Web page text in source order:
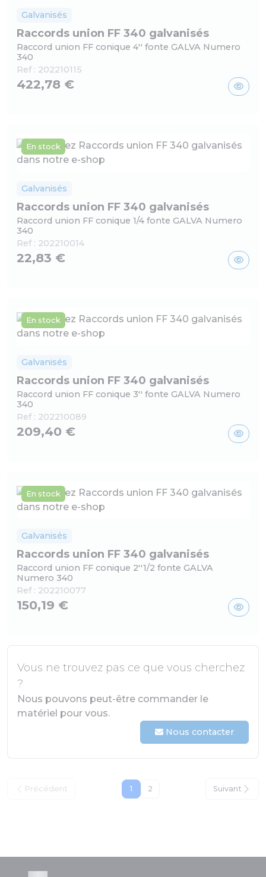
Galvanisés
Raccords union FF 340 galvanisés
Raccord union FF conique 4'' fonte GALVA Numero
340
Ref : 202210115
422,78 €
En stock
Galvanisés
Raccords union FF 340 galvanisés
Raccord union FF conique 1/4 fonte GALVA Numero
340
Ref : 202210014
22,83 €
En stock
Galvanisés
Raccords union FF 340 galvanisés
Raccord union FF conique 3'' fonte GALVA Numero
340
Ref : 202210089
209,40 €
En stock
Galvanisés
Raccords union FF 340 galvanisés
Raccord union FF conique 2''1/2 fonte GALVA
Numero 340
Ref : 202210077
150,19 €
Vous ne trouvez pas ce que vous cherchez
?
Nous pouvons peut-être commander le
matériel pour vous.
Nous contacter
Précédent 1 2 Suivant